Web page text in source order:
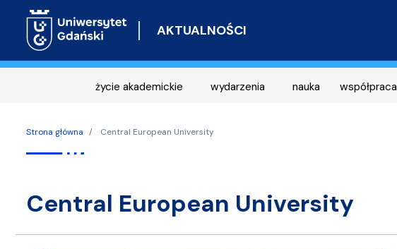
AKTUALNOŚCI
życie akademickie wydarzenia nauka współpraca
Strona główna Central European University
Central European University